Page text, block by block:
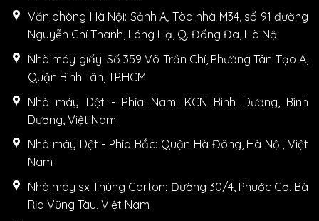
Văn phòng Hà Nội: Sảnh A, Tòa nhà M34, số 91 đường
Nguyễn Chí Thanh, Láng Hạ, Q. Đống Đa, Hà Nội
Nhà máy giấy: Số 359 Võ Trần Chí, Phường Tân Tạo A,
Quận Bình Tân, TP.HCM
Nhà máy Dệt - Phía Nam: KCN Bình Dương, Bình
Dương, Việt Nam.
Nhà máy Dệt - Phía Bắc: Quận Hà Đông, Hà Nội, Việt
Nam
Nhà máy sx Thùng Carton: Đường 30/4, Phước Cơ, Bà
Rịa Vũng Tàu, Việt Nam